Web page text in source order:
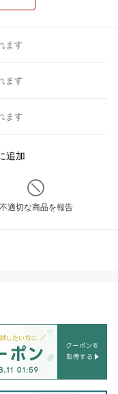
ます
ます
ます
追加
不適切な商品を報告